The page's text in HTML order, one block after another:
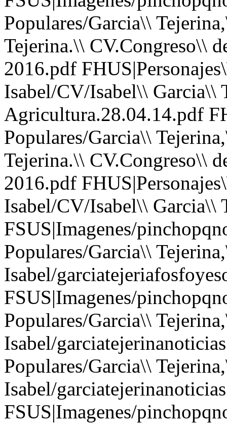
Populares/Garcia\\
Tejerina.\\ CV.Congreso\\
2016.pdf
Isabel/CV/Isabel\\
Agricultura.28.04.14.pdf
Populares/Garcia\\
Tejerina.\\ CV.Congreso\\
2016.pdf
Isabel/CV/Isabel\\ Garcia\\
FSUS|Imagenes/
Populares/Garcia\\
Isabel/
FSUS|Imagenes/
Populares/Garcia\\
Isabel/
Populares/Garcia\\
Isabel/
FSUS|Imagenes/